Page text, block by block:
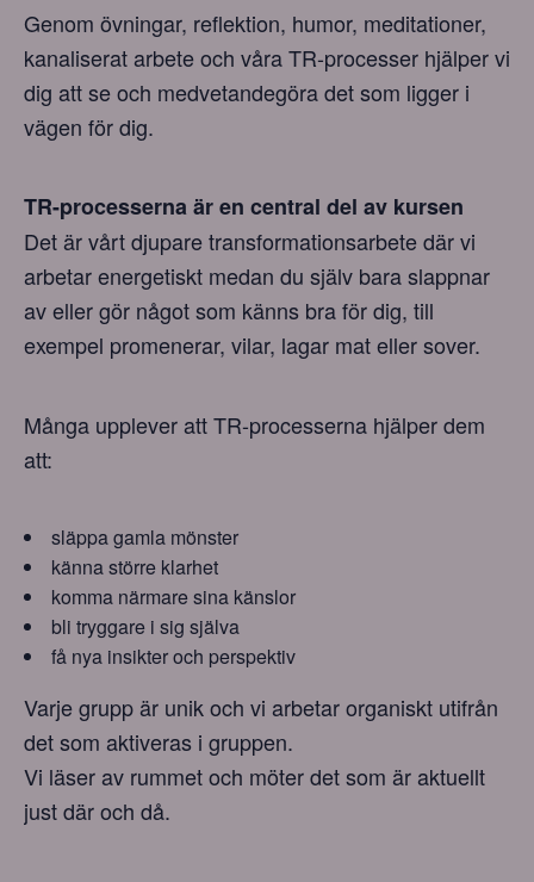
Genom övningar, reflektion, humor, meditationer,
kanaliserat arbete och våra TR-processer hjälper vi
dig att se och medvetandegöra det som ligger i
vägen för dig.
TR-processerna är en central del av kursen
Det är vårt djupare transformationsarbete där vi
arbetar energetiskt medan du själv bara slappnar
av eller gör något som känns bra för dig, till
exempel promenerar, vilar, lagar mat eller sover.
Många upplever att TR-processerna hjälper dem
att:
släppa gamla mönster
känna större klarhet
komma närmare sina känslor
bli tryggare i sig själva
få nya insikter och perspektiv
Varje grupp är unik och vi arbetar organiskt utifrån
det som aktiveras i gruppen.
Vi läser av rummet och möter det som är aktuellt
just där och då.